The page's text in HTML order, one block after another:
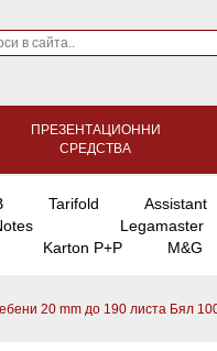
ПРЕЗЕНТАЦИОННИ
СРЕДСТВА
Tarifold Assistant
Legamaster
Karton P+P M&G
20 mm до 190 листа Бял